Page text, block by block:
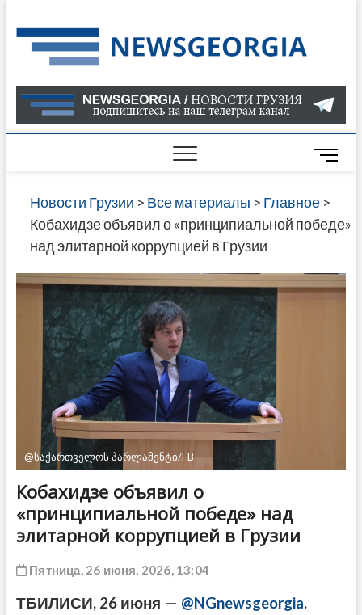
to
content
О
В
ГРУЗИИ
САЙТЕ
M
e
n
u
t
Новости Грузии > Все материалы > Главное>
Кобахидзе объявил о «принципиальной победе»
над элитарной коррупцией в Грузии
@საქართველოს პარლამენტი/FB
Кобахидзе объявил о
«принципиальной победе» над
элитарной коррупцией в Грузии
Пятница, 26 июня, 2026, 13:04
ТБИЛИСИ, 26 июня — @NGnewsgeorgia.